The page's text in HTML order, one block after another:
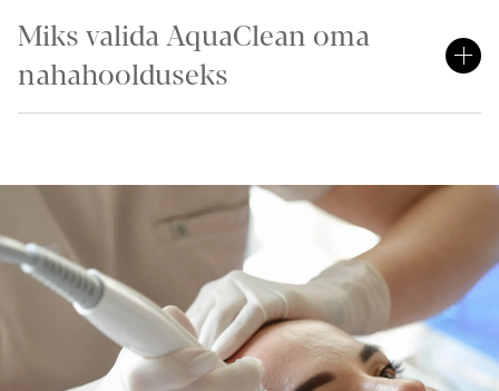
Miks valida AquaClean oma
nahahoolduseks